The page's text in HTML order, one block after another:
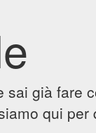
già fare
qui per